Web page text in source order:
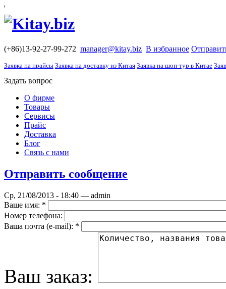
'
(+86)13-92-27-99-272 manager@kitay.biz В избранное
Заявка на прайсы Заявка на доставку из Китая Заявка на шоп-тур в Китае
Задать вопрос
О фирме
Товары
Сервисы
Прайс
Доставка
Блог
Связь с нами
Отправить сообщение
Ср, 21/08/2013 - 18:40 — admin
Ваше имя: *
Номер телефона:
Ваша почта (е-mail): *
Ваш заказ: